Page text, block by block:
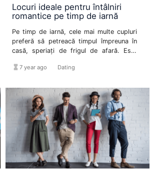
Locuri ideale pentru întâlniri
romantice pe timp de iarnă
Pe timp de iarnă, cele mai multe cupluri
preferă să petreacă timpul împreuna în
casă, speriați de frigul de afară. Este
permisiv în ceea ce privește alegerile de
însa există destule posibilități și iarna.
hourglass_full 7 year ago Dating